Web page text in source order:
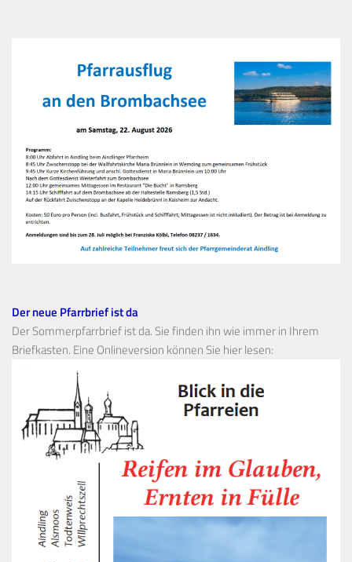
Der neue Pfarrbrief ist da
Der Sommerpfarrbrief ist da. Sie finden ihn wie immer in Ihrem
Briefkasten. Eine Onlineversion können Sie hier lesen: